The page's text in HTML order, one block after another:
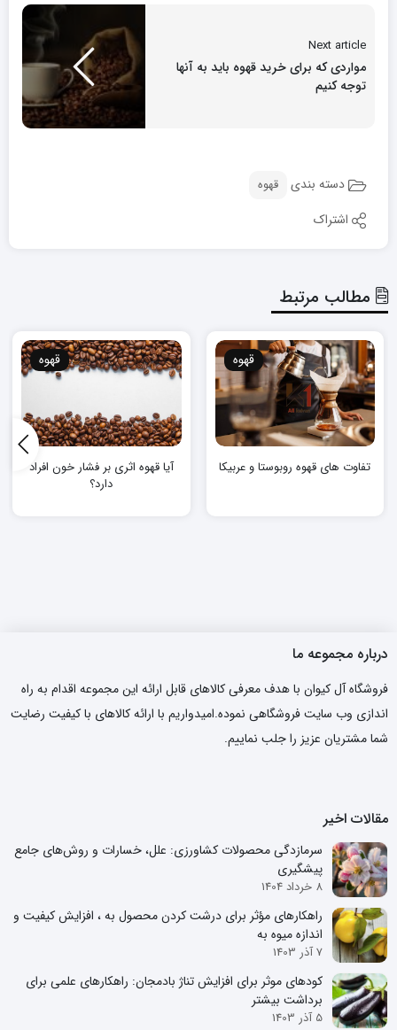
Next article
مواردی که برای خرید قهوه باید به آنها
توجه کنیم
دسته بندی قهوه
اشتراک
مطالب مرتبط
قهوه
تفاوت های قهوه روبوستا و عربیکا
قهوه
آیا قهوه اثری بر فشار خون افراد
دارد؟
درباره مجموعه ما
فروشگاه آل کیوان با هدف معرفی کالاهای قابل ارائه این مجموعه اقدام به راه
اندازی وب سایت فروشگاهی نموده.امیدواریم با ارائه کالاهای با کیفیت رضایت
شما مشتریان عزیز را جلب نماییم.
مقالات اخیر
سرمازدگی محصولات کشاورزی: علل، خسارات و روش‌های جامع
پیشگیری
8 خرداد 1404
راهکارهای مؤثر برای درشت کردن محصول به ، افزایش کیفیت و
اندازه میوه به
7 آذر 1403
کودهای موثر برای افزایش تناژ بادمجان: راهکارهای علمی برای
برداشت بیشتر
5 آذر 1403